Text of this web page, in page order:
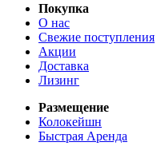
Покупка
О нас
Свежие поступления
Акции
Доставка
Лизинг
Размещение
Колокейшн
Быстрая Аренда